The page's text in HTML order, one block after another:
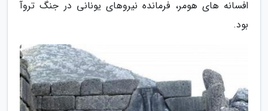
افسانه های هومر، فرمانده نیروهای یونانی در جنگ تروآ
بود.